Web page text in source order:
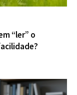
“ler” o